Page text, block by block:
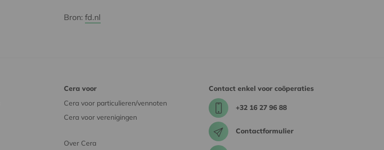
Bron: fd.nl
Cera voor
Cera voor particulieren/vennoten
Cera voor verenigingen
Over Cera
Contact enkel voor coöperaties
+32 16 27 96 88
Contactformulier